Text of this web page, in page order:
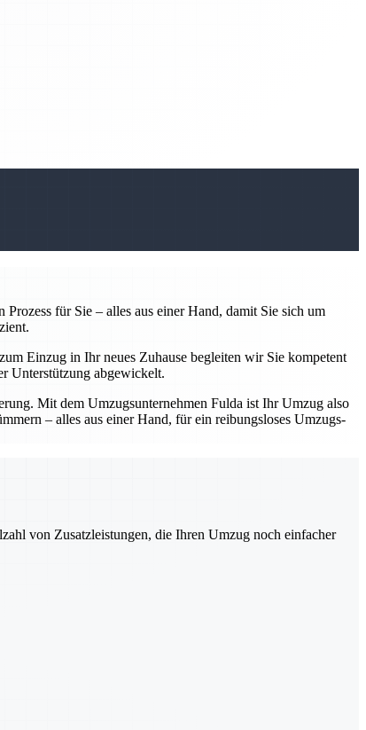
für Sie – alles aus einer Hand, damit Sie sich um
Einzug in Ihr neues Zuhause begleiten wir Sie kompetent
Unterstützung abgewickelt.
Mit dem Umzugsunternehmen Fulda ist Ihr Umzug also
– alles aus einer Hand, für ein reibungsloses Umzugs-
von Zusatzleistungen, die Ihren Umzug noch einfacher